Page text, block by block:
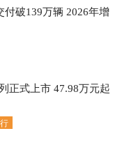
付破139万辆 2026年增
正式上市 47.98万元起